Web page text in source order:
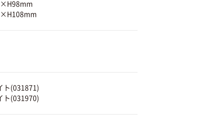
ト(031871)
ト(031970)